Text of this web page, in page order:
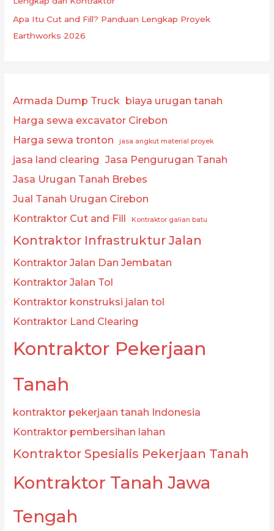
Apa Itu Cut and Fill? Panduan Lengkap Proyek
Earthworks 2026
Armada Dump Truck biaya urugan tanah
Harga sewa excavator Cirebon
Harga sewa tronton
jasa angkut material proyek
jasa land clearing Jasa Pengurugan Tanah
Jasa Urugan Tanah Brebes
Jual Tanah Urugan Cirebon
Kontraktor Cut and Fill
Kontraktor galian batu
Kontraktor Infrastruktur Jalan
Kontraktor Jalan Dan Jembatan
Kontraktor Jalan Tol
Kontraktor konstruksi jalan tol
Kontraktor Land Clearing
Kontraktor Pekerjaan
Tanah
kontraktor pekerjaan tanah Indonesia
Kontraktor pembersihan lahan
Kontraktor Spesialis Pekerjaan Tanah
Kontraktor Tanah Jawa
Tengah